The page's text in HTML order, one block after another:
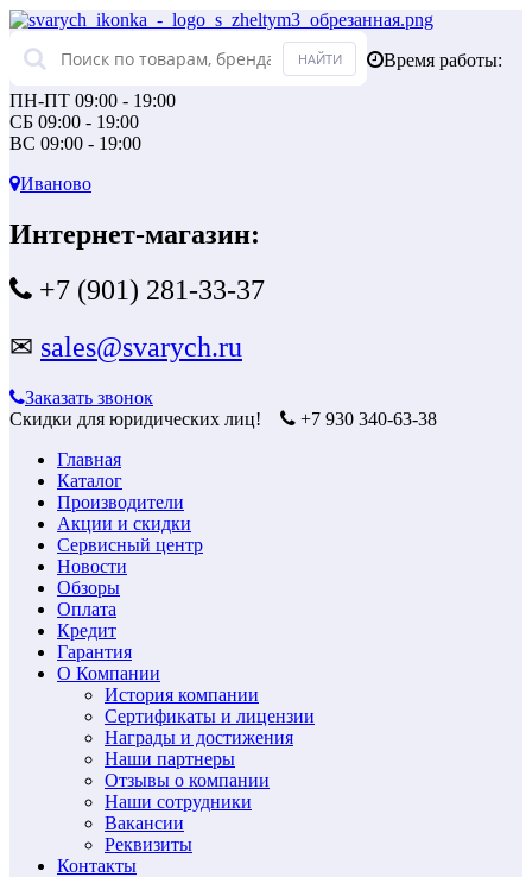
Время работы:
ПН-ПТ 09:00 - 19:00
СБ 09:00 - 19:00
ВС 09:00 - 19:00
Иваново
Интернет-магазин:
+7 (901) 281-33-37
✉ sales@svarych.ru
Заказать звонок
Скидки для юридических лиц!
+7 930 340-63-38
Главная
Каталог
Производители
Акции и скидки
Сервисный центр
Новости
Обзоры
Оплата
Кредит
Гарантия
О Компании
История компании
Сертификаты и лицензии
Награды и достижения
Наши партнеры
Отзывы о компании
Наши сотрудники
Вакансии
Реквизиты
Контакты